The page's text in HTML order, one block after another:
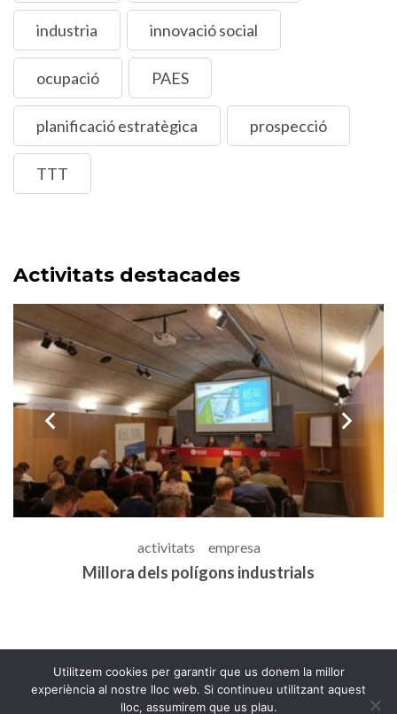
industria innovació social
ocupació PAES
planificació estratègica prospecció
TTT
Activitats destacades
activitats empresa
Coordinació del programa CLSE
prev
Utilitzem cookies per garantir que us donem la millor
experiència al nostre lloc web. Si continueu utilitzant aquest
lloc, assumirem que us plau.